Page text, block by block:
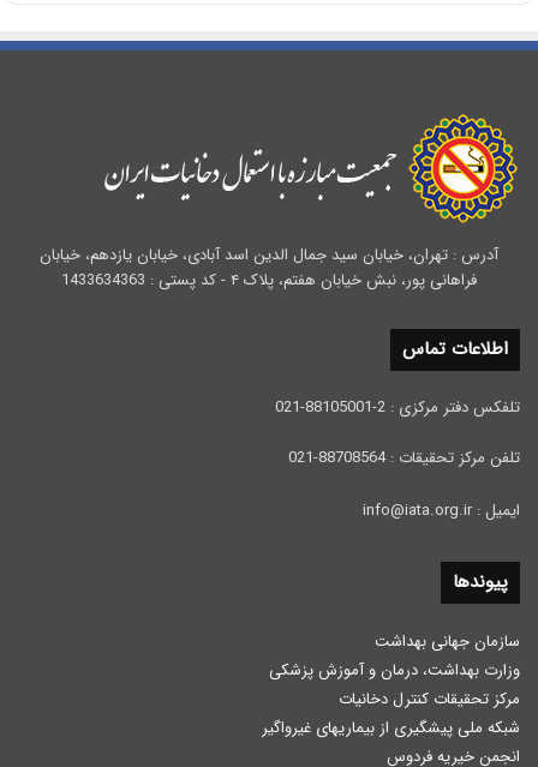
آدرس : تهران، خیابان سید جمال الدین اسد آبادی، خیابان یازدهم، خیابان
فراهانی پور، نبش خیابان هفتم، پلاک ۴ - کد پستی : 1433634363
اطلاعات تماس
تلفکس دفتر مرکزی : 2-88105001-021
تلفن مرکز تحقیقات : 88708564-021
ایمیل : info@iata.org.ir
پیوندها
سازمان جهانی بهداشت
وزارت بهداشت، درمان و آموزش پزشكی
مرکز تحقیقات کنترل دخانیات
شبکه ملی پیشگیری از بیماریهای غیرواگیر
انجمن خیریه فردوس